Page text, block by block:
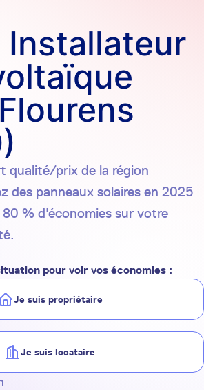
Installateur
qualité/prix de la région
des panneaux solaires en 2025
% d'économies sur votre
pour voir vos économies :
Je suis propriétaire
Je suis locataire